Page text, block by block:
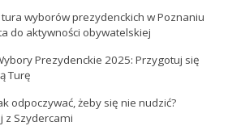
tura wyborów prezydenckich w Poznaniu
do aktywności obywatelskiej
Prezydenckie 2025: Przygotuj się
Turę
odpoczywać, żeby się nie nudzić?
z Szydercami